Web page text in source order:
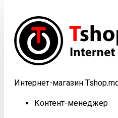
Интернет-магазин
Контент-менеджер